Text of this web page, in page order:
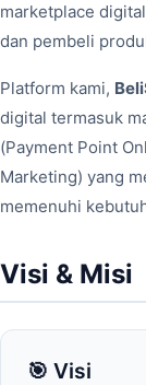
marketplace
dan pembeli
Platform kami,
digital termasuk
(Payment Point
Marketing) yang
memenuhi
Visi & Misi
🎯 Visi